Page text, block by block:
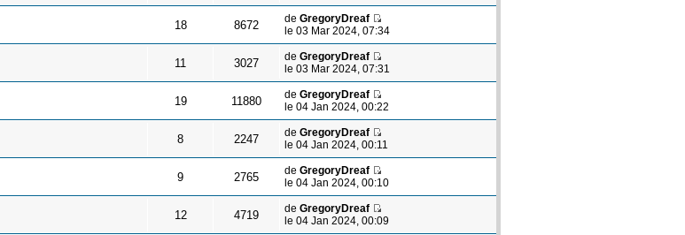
18 8672 de GregoryDreaf
le 03 Mar 2024, 07:34
11 3027 de GregoryDreaf
le 03 Mar 2024, 07:31
19 11880 de GregoryDreaf
le 04 Jan 2024, 00:22
8 2247 de GregoryDreaf
le 04 Jan 2024, 00:11
9 2765 de GregoryDreaf
le 04 Jan 2024, 00:10
12 4719 de GregoryDreaf
le 04 Jan 2024, 00:09